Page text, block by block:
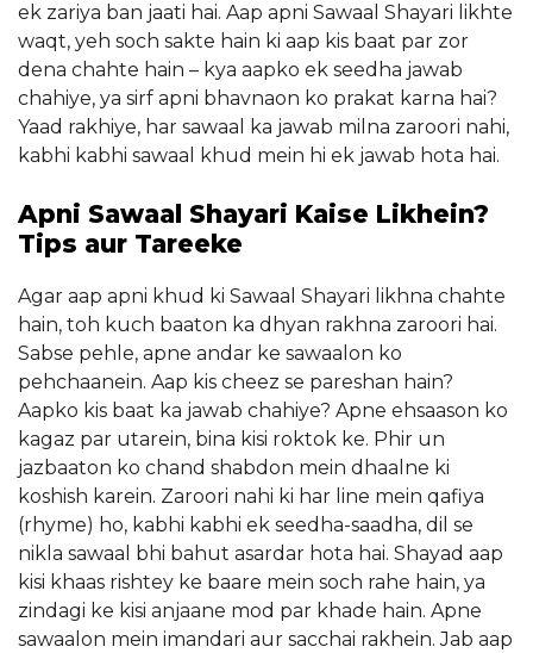
ek zariya ban jaati hai. Aap apni Sawaal Shayari likhte
waqt, yeh soch sakte hain ki aap kis baat par zor
dena chahte hain – kya aapko ek seedha jawab
chahiye, ya sirf apni bhavnaon ko prakat karna hai?
Yaad rakhiye, har sawaal ka jawab milna zaroori nahi,
kabhi kabhi sawaal khud mein hi ek jawab hota hai.
Apni Sawaal Shayari Kaise Likhein?
Tips aur Tareeke
Agar aap apni khud ki Sawaal Shayari likhna chahte
hain, toh kuch baaton ka dhyan rakhna zaroori hai.
Sabse pehle, apne andar ke sawaalon ko
pehchaanein. Aap kis cheez se pareshan hain?
Aapko kis baat ka jawab chahiye? Apne ehsaason ko
kagaz par utarein, bina kisi roktok ke. Phir un
jazbaaton ko chand shabdon mein dhaalne ki
koshish karein. Zaroori nahi ki har line mein qafiya
(rhyme) ho, kabhi kabhi ek seedha-saadha, dil se
nikla sawaal bhi bahut asardar hota hai. Shayad aap
kisi khaas rishtey ke baare mein soch rahe hain, ya
zindagi ke kisi anjaane mod par khade hain. Apne
sawaalon mein imandari aur sacchai rakhein. Jab aap